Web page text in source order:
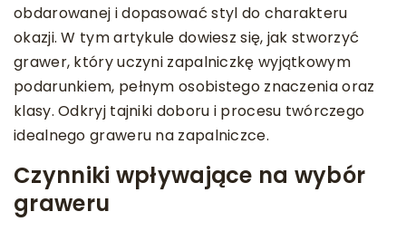
obdarowanej i dopasować styl do charakteru
okazji. W tym artykule dowiesz się, jak stworzyć
grawer, który uczyni zapalniczkę wyjątkowym
podarunkiem, pełnym osobistego znaczenia oraz
klasy. Odkryj tajniki doboru i procesu twórczego
idealnego graweru na zapalniczce.
Czynniki wpływające na wybór
graweru